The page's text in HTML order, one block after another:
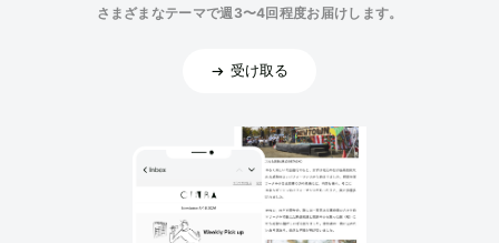
さまざまなテーマで週3〜4回程度お届けします。
受け取る